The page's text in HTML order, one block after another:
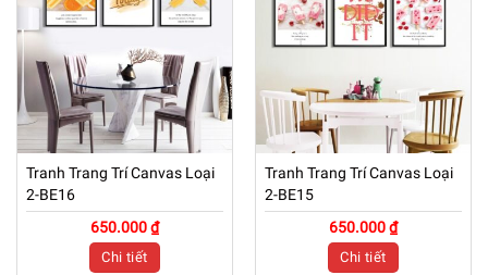
Tranh Trang Trí Canvas Loại
2-BE16
650.000 ₫
Chi tiết
Tranh Trang Trí Canvas Loại
2-BE15
650.000 ₫
Chi tiết